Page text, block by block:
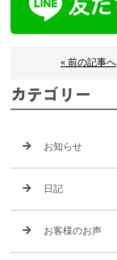
« 前の記事へ
カテゴリー
お知らせ
日記
お客様のお声